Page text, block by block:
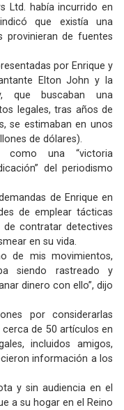
Ltd. había incurrido en
que existía una
provinieran de fuentes
por Enrique y
Elton John y la
que buscaban una
legales, tras años de
se estimaban en unos
de dólares).
como una “victoria
del periodismo
de Enrique en
de emplear tácticas
contratar detectives
en su vida.
de mis movimientos,
siendo rastreado y
dinero con ello”, dijo
por considerarlas
cerca de 50 artículos en
incluidos amigos,
información a los
y sin audiencia en el
a su hogar en el Reino